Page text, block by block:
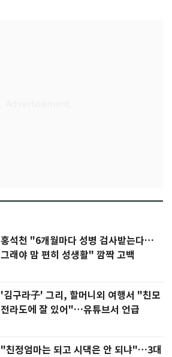
홍석천 "6개월마다 성병 검사받는다…
그래야 맘 편히 성생활" 깜짝 고백
'김구라子' 그리, 할머니외 여행서 "친모
전라도에 잘 있어"…유튜브서 언급
"친정엄마는 되고 시댁은 안 되냐"…3대